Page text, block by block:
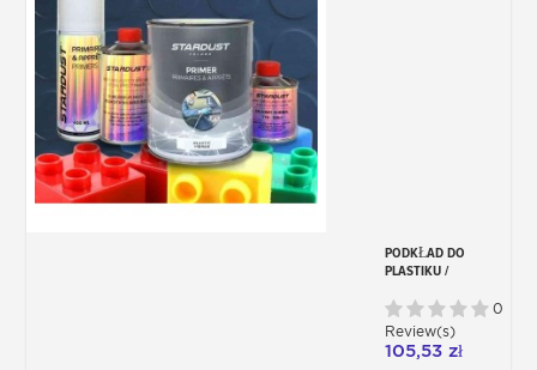
Na tym etapie obecność kurzu stanowi
problem z przyczepnością i defektami
ziarna, ponieważ we wszystkich
przypadkach nakładany jest podkład:
Podkład jest produktem gęstym i dość
lekkim, dzięki wysokiej zawartości talku,
który ułatwia szlifowanie.
Powierzchnia przynęty jest impregnowana i
pokryta grubą warstwą dzięki temu
przeszlifować 320 lub 500 (nie drobniejszy,
w przeciwnym razie istnieje ryzyko utraty
przyczepności i ewentualnego łuszczenia
PODKŁAD DO
PLASTIKU /
PRZYCZEPNOŚCI,
JEDNOSKŁADNIKOWY
P230
0
Review(s)
105,53 zł